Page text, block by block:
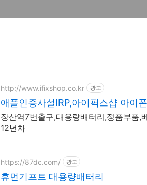
http://www.ifixshop.co.kr 광고
애플인증사설IRP,아이픽스샵 아이
장산역7번출구,대용량배터리,정품부품
12년차
https://87dc.com/ 광고
휴먼기프트 대용량배터리